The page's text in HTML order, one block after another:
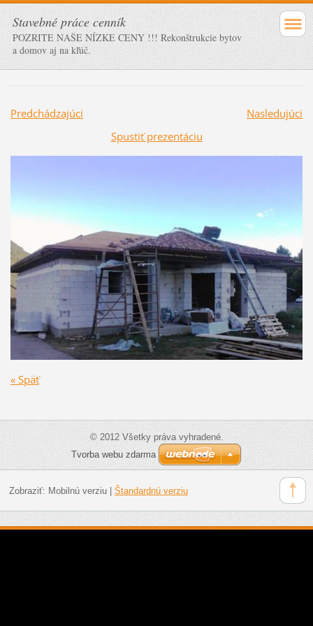
Stavebné práce cenník
POZRITE NAŠE NÍZKE CENY !!! Rekonštrukcie bytov
a domov aj na kľúč.
Predchádzajúci
Nasledujúci
Spustiť prezentáciu
« Späť
© 2012 Všetky práva vyhradené.
Tvorba webu zdarma
Zobraziť: Mobilnú verziu| Štandardnú verziu